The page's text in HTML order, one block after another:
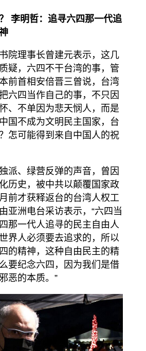
李明哲：追寻六四那一代追
院理事长曾建元表示，这几
疑，六四不干台湾的事，管
前首相安倍晋三曾说，台湾
六四当作自己的事，不只因
、不单因为悲天悯人，而是
国不成为文明民主国家，台
怎可能得到来自中国人的祝
派、绿营反弹的声音，曾因
历史，被中共以颠覆国家政
前才获释返台的台湾人权工
亚洲电台采访表示，“六四当
那一代人追寻的民主自由人
界人必须要去追求的，所以
的精神，这种自由民主的精
要纪念六四，因为我们是借
恶的本质。”